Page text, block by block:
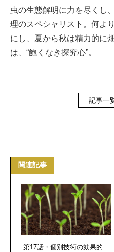
虫の生態解明に力を尽くし
理のスペシャリスト。何よ
にし、夏から秋は精力的に
は、“飽くなき探究心”。
記事一
関連記事
第17話・個別技術の効果的